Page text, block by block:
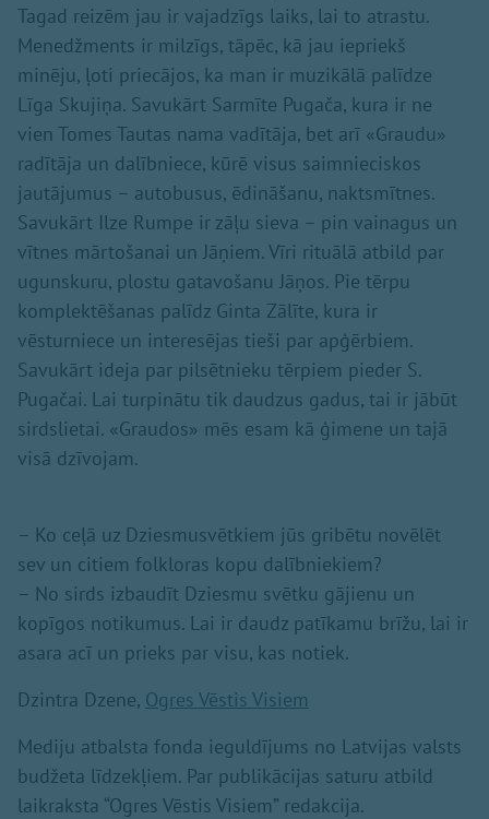
Tagad reizēm jau ir vajadzīgs laiks, lai to atrastu.
Menedžments ir milzīgs, tāpēc, kā jau iepriekš
minēju, ļoti priecājos, ka man ir muzikālā palīdze
Līga Skujiņa. Savukārt Sarmīte Pugača, kura ir ne
vien Tomes Tautas nama vadītāja, bet arī «Graudu»
radītāja un dalībniece, kūrē visus saimnieciskos
jautājumus – autobusus, ēdināšanu, naktsmītnes.
Savukārt Ilze Rumpe ir zāļu sieva – pin vainagus un
vītnes mārtošanai un Jāņiem. Vīri rituālā atbild par
ugunskuru, plostu gatavošanu Jāņos. Pie tērpu
komplektēšanas palīdz Ginta Zālīte, kura ir
vēsturniece un interesējas tieši par apģērbiem.
Savukārt ideja par pilsētnieku tērpiem pieder S.
Pugačai. Lai turpinātu tik daudzus gadus, tai ir jābūt
sirdslietai. «Graudos» mēs esam kā ģimene un tajā
visā dzīvojam.
– Ko ceļā uz Dziesmusvētkiem jūs gribētu novēlēt
sev un citiem folkloras kopu dalībniekiem?
– No sirds izbaudīt Dziesmu svētku gājienu un
kopīgos notikumus. Lai ir daudz patīkamu brīžu, lai ir
asara acī un prieks par visu, kas notiek.
Dzintra Dzene, Ogres Vēstis Visiem
Mediju atbalsta fonda ieguldījums no Latvijas valsts
budžeta līdzekļiem. Par publikācijas saturu atbild
laikraksta “Ogres Vēstis Visiem” redakcija.